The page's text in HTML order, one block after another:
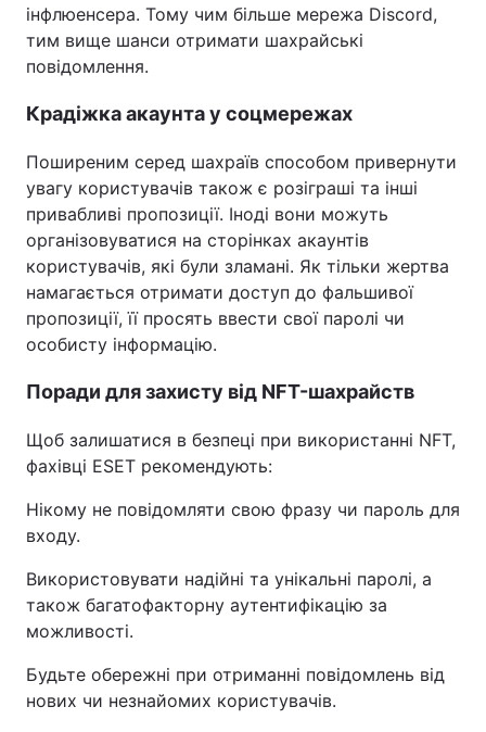
інфлюенсера. Тому чим більше мережа Discord,
тим вище шанси отримати шахрайські
повідомлення.
Крадіжка акаунта у соцмережах
Поширеним серед шахраїв способом привернути
увагу користувачів також є розіграші та інші
привабливі пропозиції. Іноді вони можуть
організовуватися на сторінках акаунтів
користувачів, які були зламані. Як тільки жертва
намагається отримати доступ до фальшивої
пропозиції, її просять ввести свої паролі чи
особисту інформацію.
Поради для захисту від NFT-шахрайств
Щоб залишатися в безпеці при використанні NFT,
фахівці ESET рекомендують:
Нікому не повідомляти свою фразу чи пароль для
входу.
Використовувати надійні та унікальні паролі, а
також багатофакторну аутентифікацію за
можливості.
Будьте обережні при отриманні повідомлень від
нових чи незнайомих користувачів.